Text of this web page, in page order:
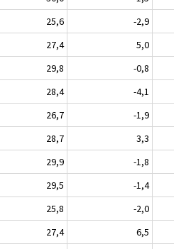
25,6
-2,9
27,4
5,0
29,8
-0,8
28,4
-4,1
26,7
-1,9
28,7
3,3
29,9
-1,8
29,5
-1,4
25,8
-2,0
27,4
6,5